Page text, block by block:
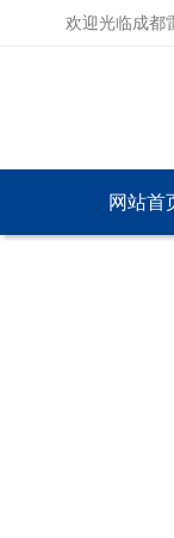
欢迎光临成都
网站首